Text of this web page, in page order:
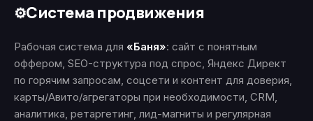
⚙️Система продвижения
Рабочая система для «Баня»: сайт с понятным
оффером, SEO-структура под спрос, Яндекс Директ
по горячим запросам, соцсети и контент для доверия,
карты/Авито/агрегаторы при необходимости, CRM,
аналитика, ретаргетинг, лид-магниты и регулярная